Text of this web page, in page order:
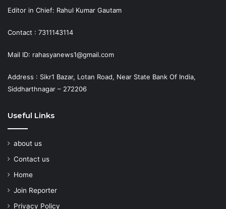
Editor in Chief: Rahul Kumar Gautam
Contact : 7311143114
Mail ID: rahasyanews1@gmail.com
Address : Sikr1 Bazar, Lotan Road, Near State Bank Of India,
Siddharthnagar – 272206
Useful Links
about us
Contact us
Home
Join Reporter
Privacy Policy